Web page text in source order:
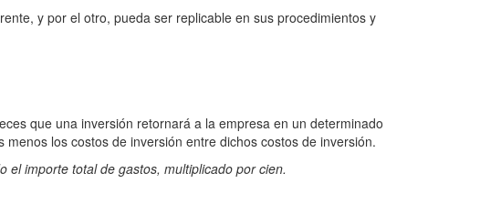
y por el otro, pueda ser replicable en sus procedimientos y
que una inversión retornará a la empresa en un determinado
los costos de inversión entre dichos costos de inversión.
importe total de gastos, multiplicado por cien.